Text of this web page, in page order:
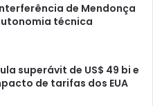
de Mendonça
técnica
superávit de US$ 49 bi e
de tarifas dos EUA